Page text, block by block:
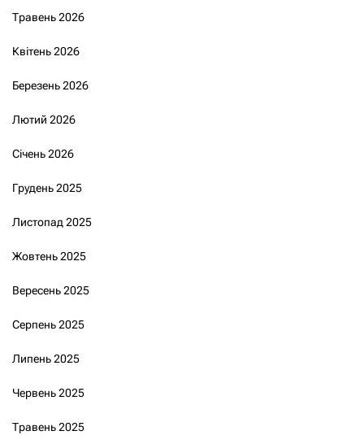
Травень 2026
Квітень 2026
Березень 2026
Лютий 2026
Січень 2026
Грудень 2025
Листопад 2025
Жовтень 2025
Вересень 2025
Серпень 2025
Липень 2025
Червень 2025
Травень 2025